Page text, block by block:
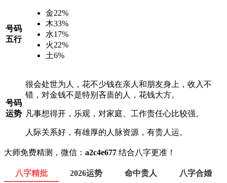
号码
五行
金22%
木33%
水17%
火22%
土6%
号码
运势
很会处世为人，花不少钱在亲人和朋友身上，收入不
错，对金钱不是特别吝啬的人，花钱大方。
凡事想得开，乐观，对家庭、工作责任心比较强。
人际关系好，有雄厚的人脉资源，有贵人运。
大师免费精测，微信： a2c4e677 结合八字更准！
八字精批 2026运势 命中贵人 八字合婚